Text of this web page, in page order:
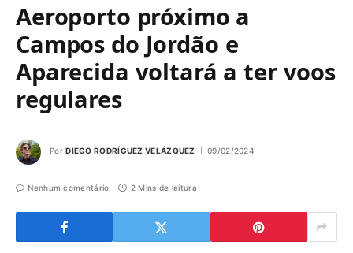
Aeroporto próximo a
Campos do Jordão e
Aparecida voltará a ter voos
regulares
Por DIEGO RODRÍGUEZ VELÁZQUEZ 09/02/2024
Nenhum comentário 2 Mins de leitura